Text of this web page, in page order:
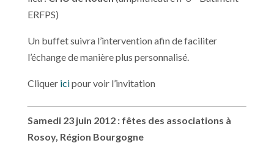
ERFPS)
Un buffet suivra l’intervention afin de faciliter
l’échange de manière plus personnalisé.
Cliquer icipour voir l’invitation
Samedi 23 juin 2012 : fêtes des associations à
Rosoy, Région Bourgogne